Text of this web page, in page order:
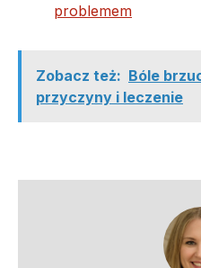
problemem
Zobacz też: Bóle
przyczyny i leczenie